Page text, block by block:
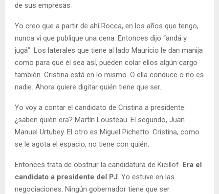
de sus empresas.
Yo creo que a partir de ahí Rocca, en los años que tengo,
nunca vi que publique una cena. Entonces dijo “andá y
jugá”. Los laterales que tiene al lado Mauricio le dan manija
como para que él sea así, pueden colar ellos algún cargo
también. Cristina está en lo mismo. O ella conduce o no es
nadie. Ahora quiere digitar quién tiene que ser.
Yo voy a contar el candidato de Cristina a presidente:
¿saben quién era? Martín Lousteau. El segundo, Juan
Manuel Urtubey. El otro es Miguel Pichetto. Cristina, como
se le agota el espacio, no tiene con quién.
Entonces trata de obstruir la candidatura de Kicillof. Era el
candidato a presidente del PJ. Yo estuve en las
negociaciones. Ningún gobernador tiene que ser